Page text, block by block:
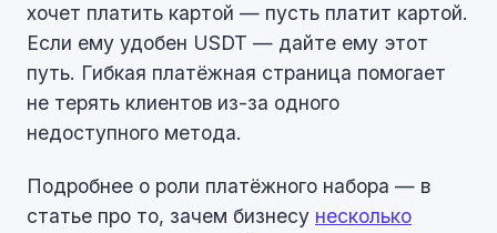
хочет платить картой — пусть платит картой.
Если ему удобен USDT — дайте ему этот
путь. Гибкая платёжная страница помогает
не терять клиентов из-за одного
недоступного метода.
Подробнее о роли платёжного набора — в
статье про то, зачем бизнесу несколько